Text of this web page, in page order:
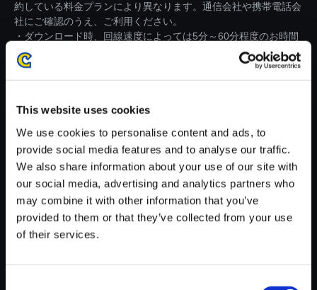
This website uses cookies
We use cookies to personalise content and ads, to
provide social media features and to analyse our traffic.
We also share information about your use of our site with
our social media, advertising and analytics partners who
may combine it with other information that you’ve
provided to them or that they’ve collected from your use
of their services.
約している料金プランにより異なります。通信会社や携帯電話会
社にご確認のうえ、ご利用ください。
・ダウンロード時、回線速度によっては5分～60分程度のお時間
がかかる場合がございます。
※ご購入いただいたファイルのダウンロードの際には、通信環境
が安定しているWifi環境でお試しください。
【単曲】バイオハザード リベレ
ーションズ2・リードアルバム E
PISODE 1 Heat on Beat 2015／